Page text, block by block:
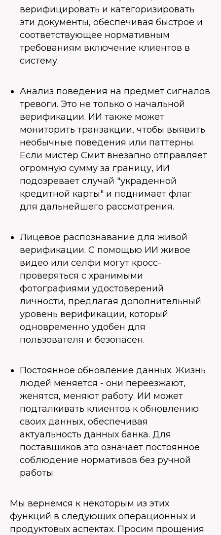
верифицировать и категоризировать
эти документы, обеспечивая быстрое и
соответствующее нормативным
требованиям включение клиентов в
систему.
Анализ поведения на предмет сигналов
тревоги. Это не только о начальной
верификации. ИИ также может
мониторить транзакции, чтобы выявить
необычные поведения или паттерны.
Если мистер Смит внезапно отправляет
огромную сумму за границу, ИИ
подозревает случай "украденной
кредитной карты" и поднимает флаг
для дальнейшего рассмотрения.
Лицевое распознавание для живой
верификации. С помощью ИИ живое
видео или селфи могут кросс-
проверяться с хранимыми
фотографиями удостоверений
личности, предлагая дополнительный
уровень верификации, который
одновременно удобен для
пользователя и безопасен.
Постоянное обновление данных. Жизнь
людей меняется - они переезжают,
женятся, меняют работу. ИИ может
подталкивать клиентов к обновлению
своих данных, обеспечивая
актуальность данных банка. Для
поставщиков это означает постоянное
соблюдение нормативов без ручной
работы.
Мы вернемся к некоторым из этих
функций в следующих операционных и
продуктовых аспектах. Просим прощения